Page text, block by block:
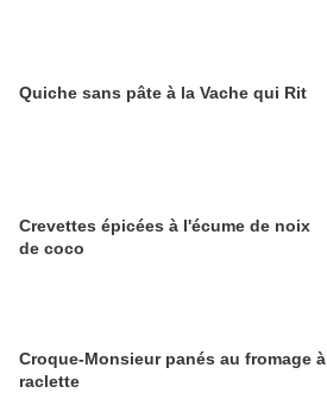
Quiche sans pâte à la Vache qui Rit
Crevettes épicées à l'écume de noix
de coco
Croque-Monsieur panés au fromage à
raclette